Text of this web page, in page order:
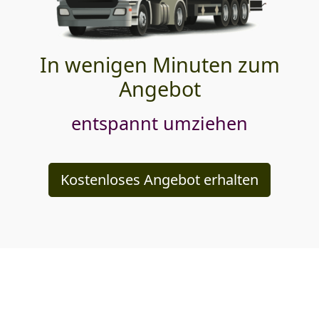
In wenigen Minuten zum
Angebot
entspannt umziehen
Kostenloses Angebot erhalten